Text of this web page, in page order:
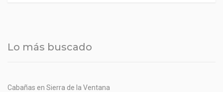
Lo más buscado
Cabañas en Sierra de la Ventana